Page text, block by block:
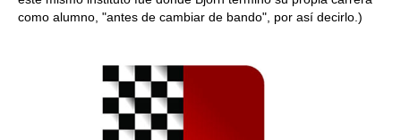
como alumno, "antes de cambiar de bando", por así decirlo.)